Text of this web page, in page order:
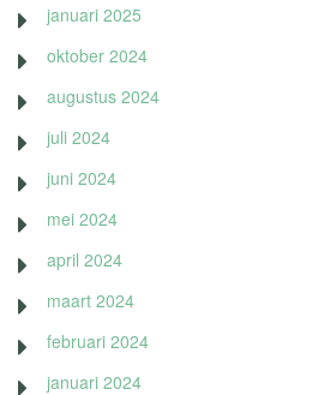
januari 2025
oktober 2024
augustus 2024
juli 2024
juni 2024
mei 2024
april 2024
maart 2024
februari 2024
januari 2024